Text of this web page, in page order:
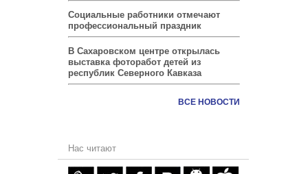
Социальные работники отмечают
профессиональный праздник
В Сахаровском центре открылась
выставка фоторабот детей из
республик Северного Кавказа
ВСЕ НОВОСТИ
Нас читают